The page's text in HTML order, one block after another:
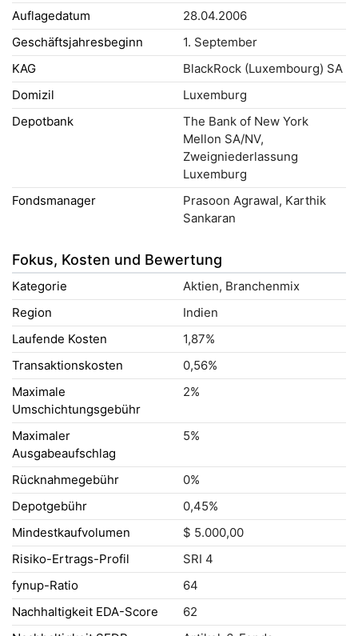
Auflagedatum
28.04.2006
Geschäftsjahresbeginn
1. September
KAG
BlackRock (Luxembourg) SA
Domizil
Luxemburg
Depotbank
The Bank of New York
Mellon SA/NV,
Zweigniederlassung
Luxemburg
Fondsmanager
Prasoon Agrawal, Karthik
Sankaran
Fokus, Kosten und Bewertung
Kategorie
Aktien, Branchenmix
Region
Indien
Laufende Kosten
1,87%
Transaktionskosten
0,56%
Maximale
Umschichtungsgebühr
2%
Maximaler
Ausgabeaufschlag
5%
Rücknahmegebühr
0%
Depotgebühr
0,45%
Mindestkaufvolumen
$ 5.000,00
Risiko-Ertrags-Profil
SRI 4
fynup-Ratio
64
Nachhaltigkeit EDA-Score
62